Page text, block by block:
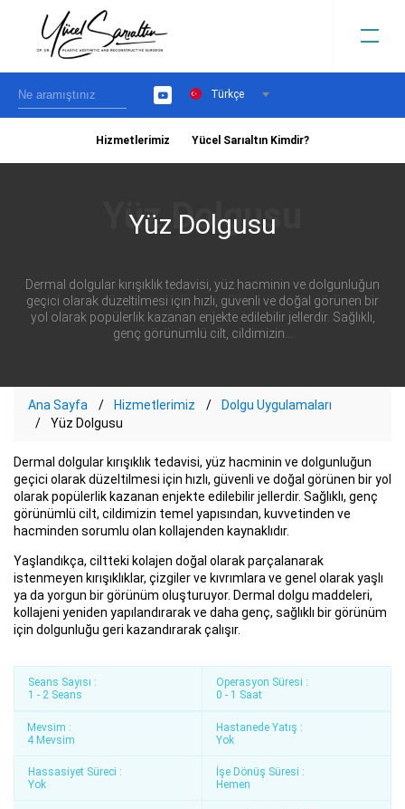
YouTubeTürkçe
Hizmetlerimiz Yücel Sarıaltın Kimdir?
Yüz Dolgusu
Dermal dolgular kırışıklık tedavisi, yüz hacminin ve dolgunluğun
geçici olarak düzeltilmesi için hızlı, güvenli ve doğal görünen bir
yol olarak popülerlik kazanan enjekte edilebilir jellerdir. Sağlıklı,
genç görünümlü cilt, cildimizin...
Ana Sayfa Hizmetlerimiz
Dolgu Uygulamaları
Yüz Dolgusu
Dermal dolgular kırışıklık tedavisi, yüz hacminin ve dolgunluğun
geçici olarak düzeltilmesi için hızlı, güvenli ve doğal görünen bir yol
olarak popülerlik kazanan enjekte edilebilir jellerdir. Sağlıklı, genç
görünümlü cilt, cildimizin temel yapısından, kuvvetinden ve
hacminden sorumlu olan kollajenden kaynaklıdır.
Yaşlandıkça, ciltteki kolajen doğal olarak parçalanarak
istenmeyen kırışıklıklar, çizgiler ve kıvrımlara ve genel olarak yaşlı
ya da yorgun bir görünüm oluşturuyor. Dermal dolgu maddeleri,
kollajeni yeniden yapılandırarak ve daha genç, sağlıklı bir görünüm
için dolgunluğu geri kazandırarak çalışır.
Seans Sayısı :
1 - 2 Seans
Operasyon Süresi :
0 - 1 Saat
Mevsim :
4 Mevsim
Hastanede Yatış :
Yok
Hassasiyet Süreci :
Yok
İşe Dönüş Süresi :
Hemen